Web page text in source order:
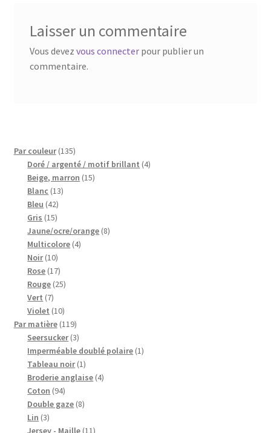
CGV
Laisser un commentaire
Vous devez vous connecterpour publier un
commentaire.
Par couleur 135135
produits
Doré / argenté / motif brillant 44
Beige, marron 1515
Blanc 1313
Bleu 4242
produits
Gris 1515
produits
Jaune/ocre/orange 88
Multicolore 44
Noir 1010
produits
Rose 1717
produits
Rouge 2525
Vert 77
produits
Violet 1010
produits
Par matière 119119
produits
Seersucker 33
produits
Imperméable doublé polaire 11
Tableau noir 11
produit
Broderie anglaise 44
Coton 9494
produits
Double gaze 88
Lin 33
produits
Jersey - Maille 1111